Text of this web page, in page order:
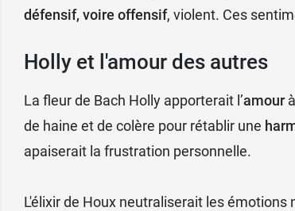
défensif, voire offensif, violent. Ces
Holly et l'amour des autres
La fleur de Bach Holly apporterait l’amour
de haine et de colère pour rétablir une
apaiserait la frustration personnelle.
L'élixir de Houx neutraliserait les